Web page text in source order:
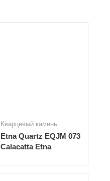
Кварцевый камень
Etna Quartz EQJM 073
Calacatta Etna